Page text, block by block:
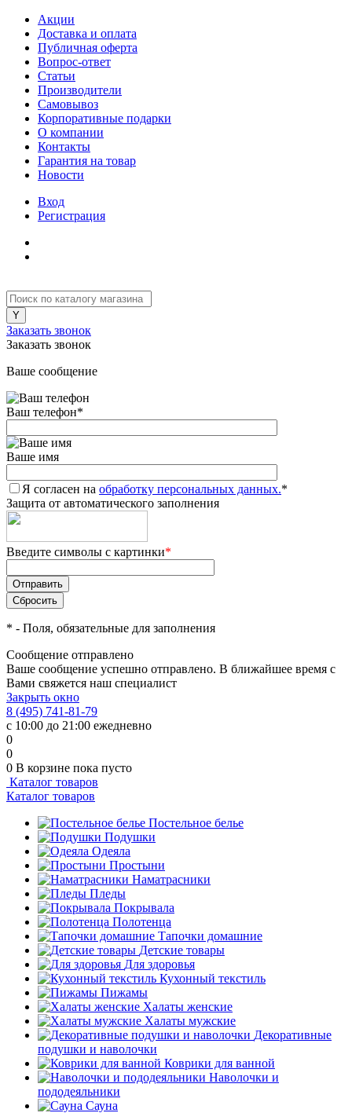
Акции
Доставка и оплата
Публичная оферта
Вопрос-ответ
Статьи
Производители
Самовывоз
Корпоративные подарки
О компании
Контакты
Гарантия на товар
Новости
Вход
Регистрация
Заказать звонок
Заказать звонок
Ваше сообщение
Ваш телефон*
Ваше имя
Я согласен на обработку персональных данных.*
Защита от автоматического заполнения
Введите символы с картинки*
* - Поля, обязательные для заполнения
Сообщение отправлено
Ваше сообщение успешно отправлено. В ближайшее время с
Вами свяжется наш специалист
Закрыть окно
8 (495) 741-81-79
с 10:00 до 21:00 ежедневно
0
0
0 В корзине пока пусто
Каталог товаров
Каталог товаров
Постельное белье
Подушки
Одеяла
Простыни
Наматрасники
Пледы
Покрывала
Полотенца
Тапочки домашние
Детские товары
Для здоровья
Кухонный текстиль
Пижамы
Халаты женские
Халаты мужские
Декоративные
подушки и наволочки
Коврики для ванной
Наволочки и
пододеяльники
Сауна